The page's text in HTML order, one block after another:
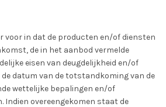
voor in dat de producten en/of diensten
de in het aanbod vermelde
eisen van deugdelijkheid en/of
datum van de totstandkoming van de
wettelijke bepalingen en/of
Indien overeengekomen staat de